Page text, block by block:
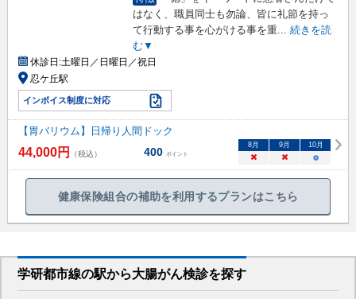
はなく、職員同士も勿論、皆に礼節を持っ
て行動する事を心がける事を重... 続きを読
む▼
休診日:土曜日／日曜日／祝日
忍ケ丘駅
インボイス制度に対応
【胃バリウム】日帰り人間ドック
44,000円 （税込） 400 ポイント
8月 9月 10月
× × ○
健康保険組合の補助を利用するプランはこちら
学研都市線の駅から大腸がん検診を探す